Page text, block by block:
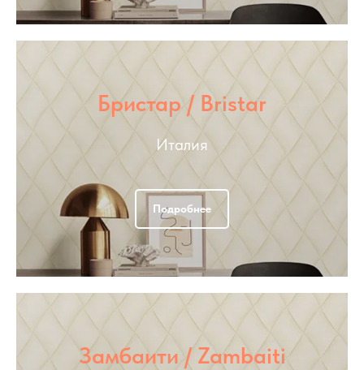
Бристар / Bristar
Италия
Подробнее
Замбаити / Zambaiti